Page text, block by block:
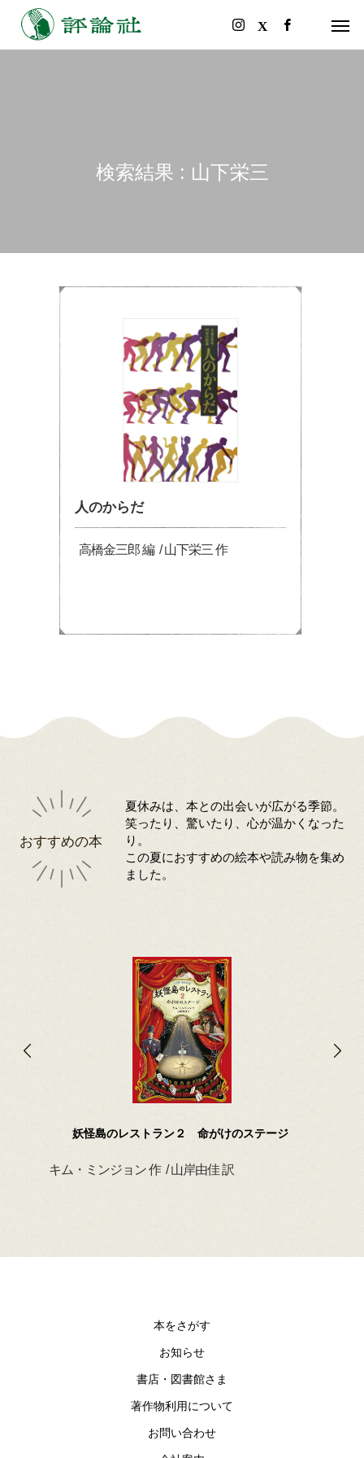
検索結果 : 山下栄三
人のからだ
高橋金三郎 編 / 山下栄三 作
おすすめの本
夏休みは、本との出会いが広がる季節。
笑ったり、驚いたり、心が温かくなった
り。
この夏におすすめの絵本や読み物を集め
ました。
妖怪島のレストラン２ 命がけのステージ
キム・ミンジョン 作 / 山岸由佳 訳
本をさがす
お知らせ
書店・図書館さま
著作物利用について
お問い合わせ